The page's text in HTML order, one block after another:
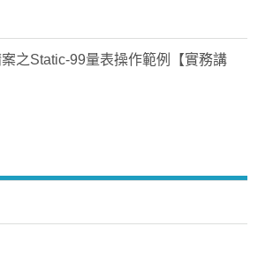
之Static-99量表操作範例【實務講